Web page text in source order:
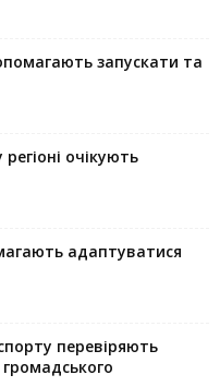
запускaти та
очікують
адаптуватися
перевіряють